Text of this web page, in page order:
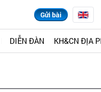
Gửi bài
DIỄN ĐÀN KH&CN ĐỊA